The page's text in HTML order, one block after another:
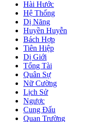
Hài Hước
Hệ Thống
Dị Năng
Huyền Huyễn
Bách Hợp
Tiên Hiệp
Dị Giới
Tổng Tài
Quân Sự
Nữ Cường
Lịch Sử
Ngược
Cung Đấu
Quan Trường